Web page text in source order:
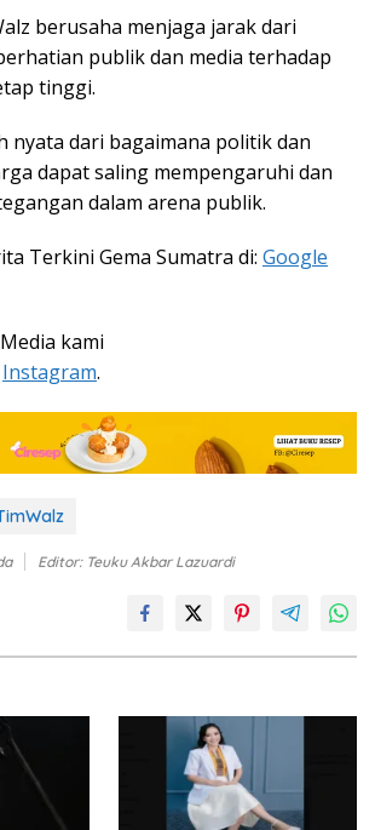
berusaha menjaga jarak dari
publik dan media terhadap
tinggi.
nyata dari bagaimana politik dan
dapat saling mempengaruhi dan
dalam arena publik.
Terkini Gema Sumatra di: Google
kami
Instagram.
Editor: Teuku Akbar Lazuardi